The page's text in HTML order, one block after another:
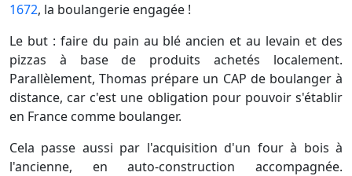
1672, la boulangerie engagée !
Le but : faire du pain au blé ancien et au levain et des
pizzas à base de produits achetés localement.
Parallèlement, Thomas prépare un CAP de boulanger à
distance, car c'est une obligation pour pouvoir s'établir
en France comme boulanger.
Cela passe aussi par l'acquisition d'un four à bois à
l'ancienne, en auto-construction accompagnée.